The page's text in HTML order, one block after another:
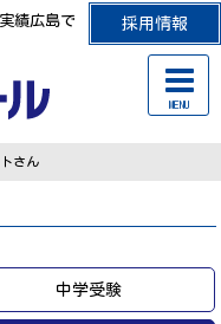
採用情報
績広島で
さん
中学受験
MENU